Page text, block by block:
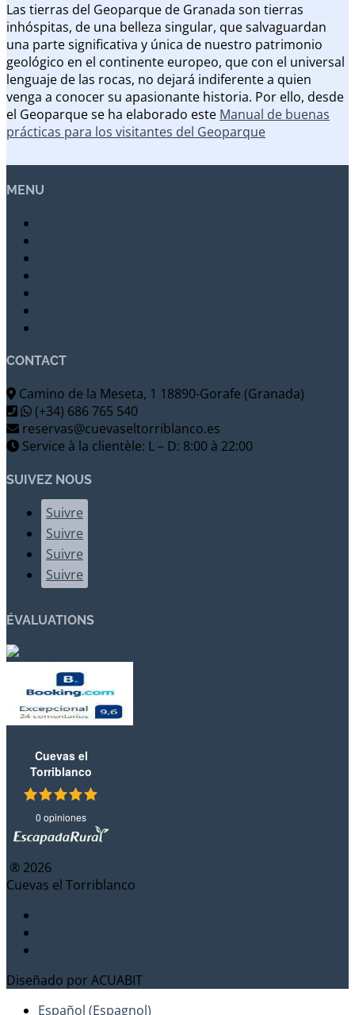
Las tierras del Geoparque de Granada son tierras
inhóspitas, de una belleza singular, que salvaguardan
una parte significativa y única de nuestro patrimonio
geológico en el continente europeo, que con el universal
lenguaje de las rocas, no dejará indiferente a quien
venga a conocer su apasionante historia. Por ello, desde
el Geoparque se ha elaborado este Manual de buenas
prácticas para los visitantes del Geoparque
MENU
CONTACT
Camino de la Meseta, 1 18890-Gorafe (Granada)
(+34) 686 765 540
reservas@cuevaseltorriblanco.es
Service à la clientèle: L – D: 8:00 à 22:00
SUIVEZ NOUS
Suivre
Suivre
Suivre
Suivre
ÉVALUATIONS
Cuevas el
Torriblanco
0 opiniones
® 2026
Cuevas el Torriblanco
Diseñado por ACUABIT
Español (Espagnol)